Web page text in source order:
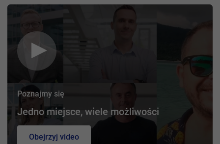
Poznajmy się
Jedno miejsce, wiele możliwości
Obejrzyj video